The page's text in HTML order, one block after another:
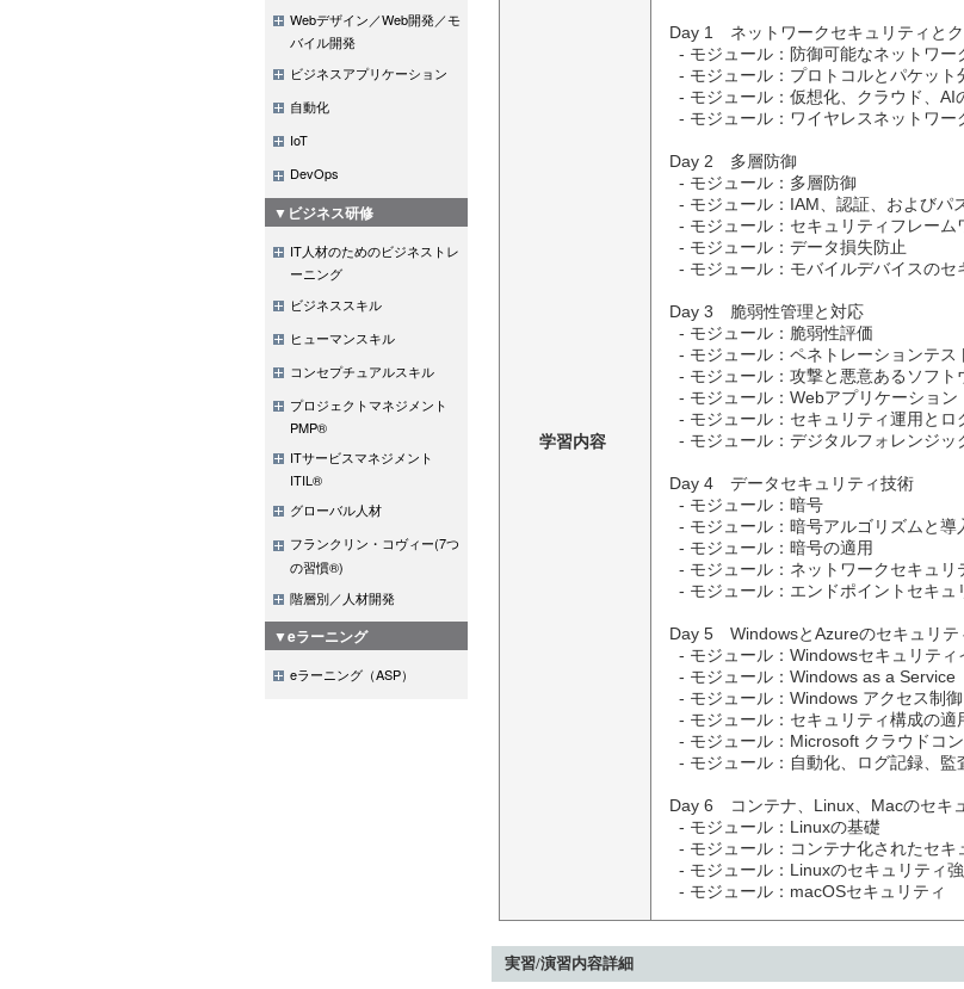
Webデザイン／Web開発／モ
バイル開発
ビジネスアプリケーション
自動化
IoT
DevOps
▼ビジネス研修
IT人材のためのビジネストレ
ーニング
ビジネススキル
ヒューマンスキル
コンセプチュアルスキル
プロジェクトマネジメント
PMP®
ITサービスマネジメント
ITIL®
グローバル人材
フランクリン・コヴィー(7つ
の習慣®)
階層別／人材開発
▼eラーニング
eラーニング（ASP）
学習内容
Day 1　ネットワークセキュリティと
Day 2　多層防御
Day 3　脆弱性管理と対応
Day 4　データセキュリティ技術
Day 5　WindowsとAzureのセキュリテ
Day 6　コンテナ、Linux、Macのセキ
  - モジュール：macOSセキュリティ
実習/演習内容詳細